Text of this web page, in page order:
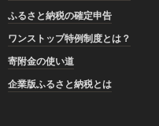
ふるさと納税の確定申告
ワンストップ特例制度とは？
寄附金の使い道
企業版ふるさと納税とは